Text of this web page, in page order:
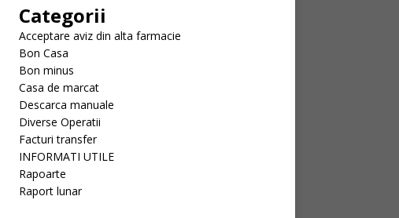
Categorii
Acceptare aviz din alta farmacie
Bon Casa
Bon minus
Casa de marcat
Descarca manuale
Diverse Operatii
Facturi transfer
INFORMATI UTILE
Rapoarte
Raport lunar